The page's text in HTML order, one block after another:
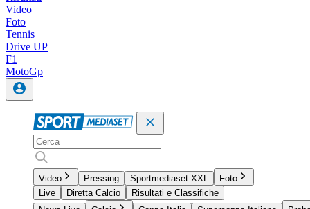
Video
Foto
Tennis
Drive UP
F1
MotoGp
Video Pressing Sportmediaset XXL
Foto
Live
Diretta Calcio
Risultati e Classifiche